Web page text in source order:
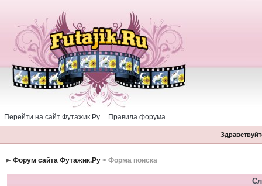
Перейти на сайт Футажик.Ру Правила форума
Форум сайта Футажик.Ру> Форма поиска